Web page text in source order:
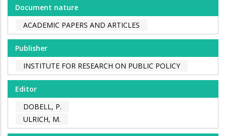
Document nature
ACADEMIC PAPERS AND ARTICLES
Publisher
INSTITUTE FOR RESEARCH ON PUBLIC POLICY
Editor
DOBELL, P.
ULRICH, M.